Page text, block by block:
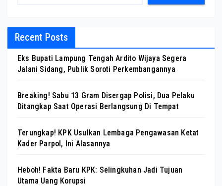
Recent Posts
Eks Bupati Lampung Tengah Ardito Wijaya Segera
Jalani Sidang, Publik Soroti Perkembangannya
Breaking! Sabu 13 Gram Disergap Polisi, Dua Pelaku
Ditangkap Saat Operasi Berlangsung Di Tempat
Terungkap! KPK Usulkan Lembaga Pengawasan Ketat
Kader Parpol, Ini Alasannya
Heboh! Fakta Baru KPK: Selingkuhan Jadi Tujuan
Utama Uang Korupsi